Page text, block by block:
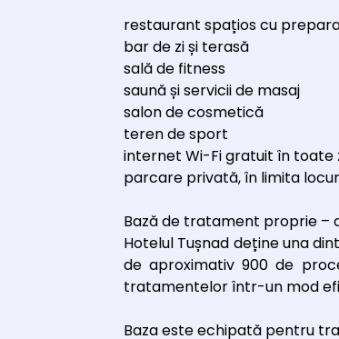
restaurant spațios cu
bar de zi și terasă
sală de fitness
saună și servicii de masaj
salon de cosmetică
teren de sport
internet Wi-Fi gratuit în toate
parcare privată, în limita
Bază de tratament proprie –
Hotelul Tușnad deține una
de aproximativ 900 de
tratamentelor într-un mod
Baza este echipată pentru